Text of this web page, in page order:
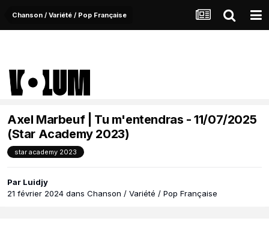
Chanson / Variété / Pop Française
Axel Marbeuf | Tu m'entendras - 11/07/2025
(Star Academy 2023)
star academy 2023
Par Luidjy
21 février 2024 dans Chanson / Variété / Pop Française